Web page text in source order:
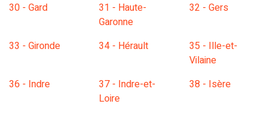
30 - Gard
31 - Haute-
Garonne
32 - Gers
33 - Gironde 34 - Hérault
35 - Ille-et-
Vilaine
36 - Indre
37 - Indre-et-
Loire
38 - Isère